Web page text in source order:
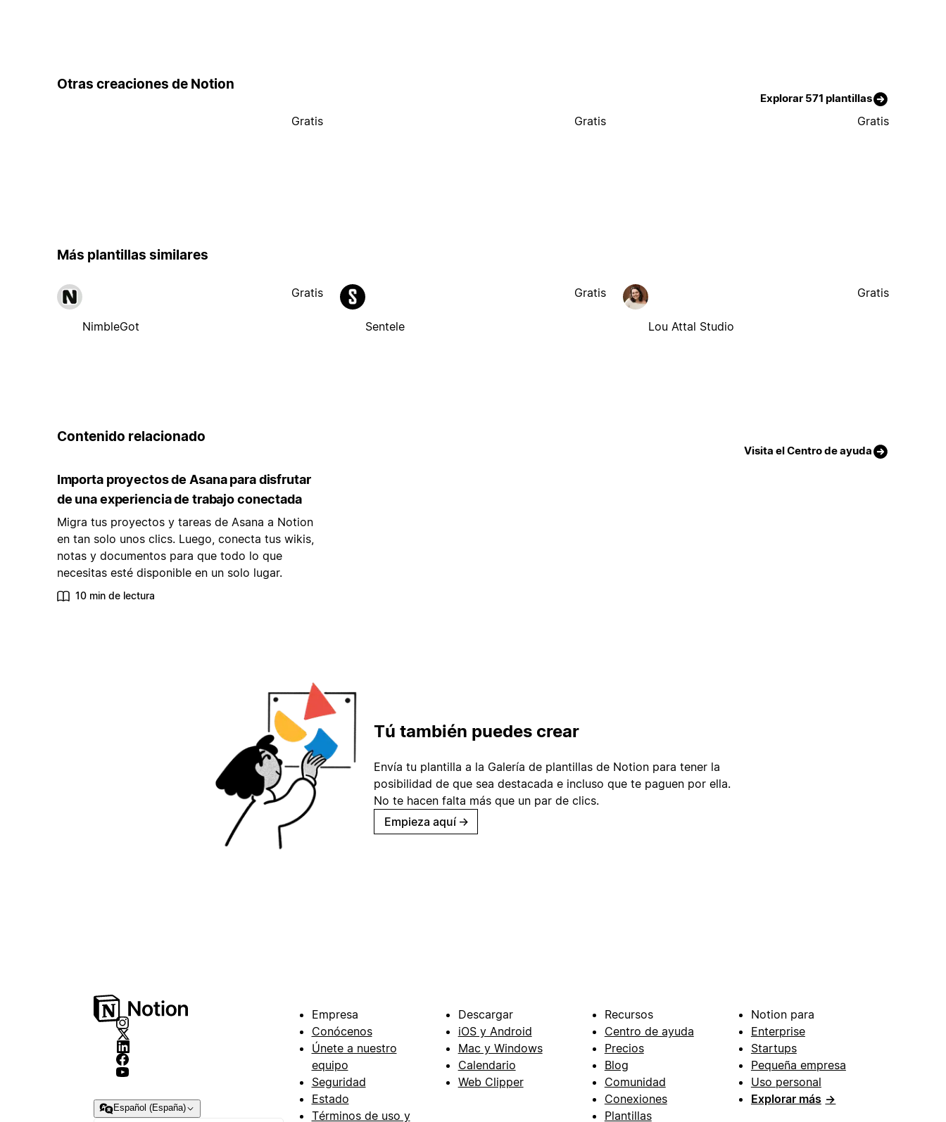
Otras creaciones de Notion
Explorar 571 plantillas
Gratis Gratis Gratis
Más plantillas similares
NimbleGot
Gratis
Sentele
Gratis
Lou Attal Studio
Gratis
Contenido relacionado
Visita el Centro de ayuda
Importa proyectos de Asana para disfrutar
de una experiencia de trabajo conectada
Migra tus proyectos y tareas de Asana a Notion
en tan solo unos clics. Luego, conecta tus wikis,
notas y documentos para que todo lo que
necesitas esté disponible en un solo lugar.
10 min de lectura
Tú también puedes crear
Envía tu plantilla a la Galería de plantillas de Notion para tener la
posibilidad de que sea destacada e incluso que te paguen por ella.
No te hacen falta más que un par de clics.
Empieza aquí →
Español (España)
Empresa
Conócenos
Únete a nuestro
equipo
Seguridad
Estado
Términos de uso y
Descargar
iOS y Android
Mac y Windows
Calendario
Web Clipper
Recursos
Centro de ayuda
Precios
Blog
Comunidad
Conexiones
Plantillas
Notion para
Enterprise
Startups
Pequeña empresa
Uso personal
Explorar más →